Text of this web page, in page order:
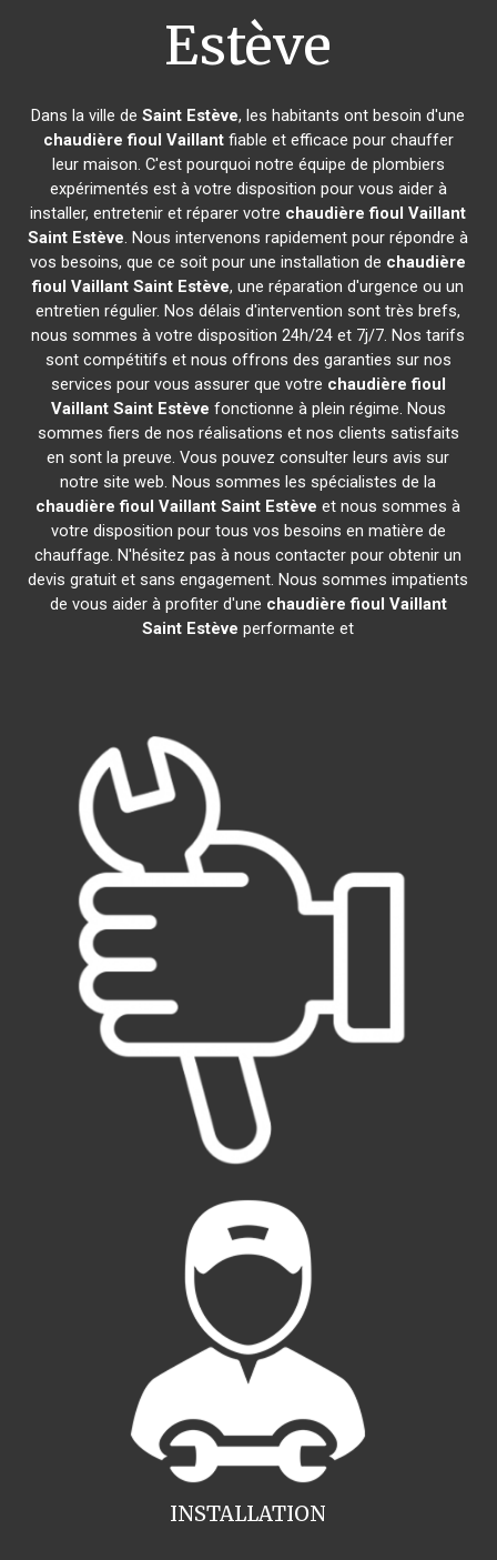
Estève
Dans la ville deSaint Estève, les habitants ont besoin d'une
chaudière fioul Vaillantfiable et efficace pour chauffer
leur maison. C'est pourquoi notre équipe de plombiers
expérimentés est à votre disposition pour vous aider à
installer, entretenir et réparer votre chaudière fioul Vaillant
Saint Estève. Nous intervenons rapidement pour répondre à
vos besoins, que ce soit pour une installation de chaudière
fioul Vaillant Saint Estève, une réparation d'urgence ou un
entretien régulier. Nos délais d'intervention sont très brefs,
nous sommes à votre disposition 24h/24 et 7j/7. Nos tarifs
sont compétitifs et nous offrons des garanties sur nos
services pour vous assurer que votre chaudière fioul
Vaillant Saint Estève fonctionne à plein régime. Nous
sommes fiers de nos réalisations et nos clients satisfaits
en sont la preuve. Vous pouvez consulter leurs avis sur
notre site web. Nous sommes les spécialistes de la
chaudière fioul Vaillant Saint Estève et nous sommes à
votre disposition pour tous vos besoins en matière de
chauffage. N'hésitez pas à nous contacter pour obtenir un
devis gratuit et sans engagement. Nous sommes impatients
de vous aider à profiter d'une chaudière fioul Vaillant
Saint Estève performante et
INSTALLATION